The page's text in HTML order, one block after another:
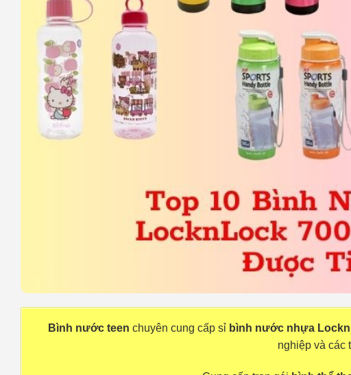
Bình nước teen chuyên cung cấp sỉ bình nước nhựa
nghiệp và các